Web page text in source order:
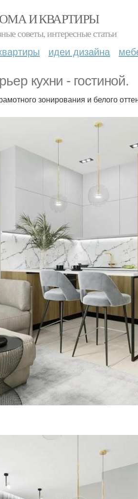
И КВАРТИРЫ
советы, интересные статьи
идеи дизайна
кухни - гостиной.
зонирования и белого